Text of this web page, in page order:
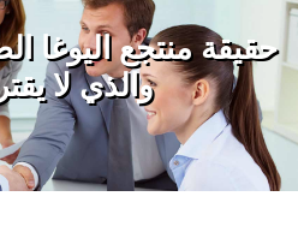
حقيقة منتجع اليوغا
والذي لا